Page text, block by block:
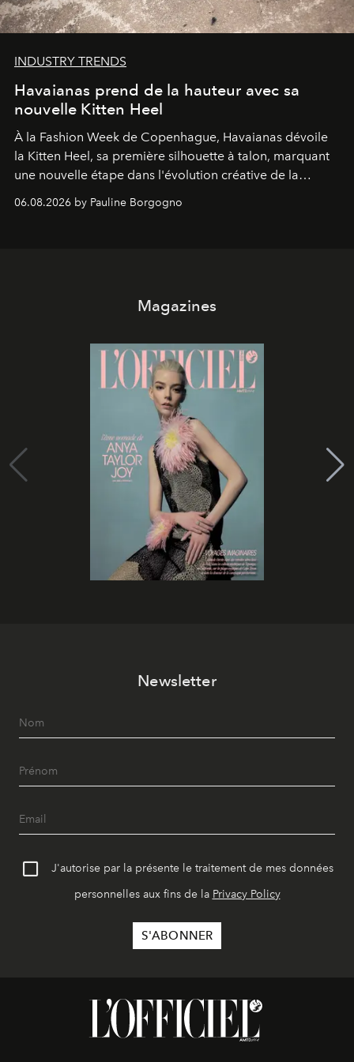
INDUSTRY TRENDS
Havaianas prend de la hauteur avec sa
nouvelle Kitten Heel
À la Fashion Week de Copenhague, Havaianas dévoile
la Kitten Heel, sa première silhouette à talon, marquant
une nouvelle étape dans l'évolution créative de la
06.08.2026 by Pauline Borgogno
Magazines
Newsletter
J'autorise par la présente le traitement de mes données
personnelles aux fins de la Privacy Policy